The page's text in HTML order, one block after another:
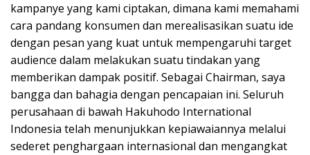
kampanye yang kami ciptakan, dimana kami memahami
cara pandang konsumen dan merealisasikan suatu ide
dengan pesan yang kuat untuk mempengaruhi target
audience dalam melakukan suatu tindakan yang
memberikan dampak positif. Sebagai Chairman, saya
bangga dan bahagia dengan pencapaian ini. Seluruh
perusahaan di bawah Hakuhodo International
Indonesia telah menunjukkan kepiawaiannya melalui
sederet penghargaan internasional dan mengangkat